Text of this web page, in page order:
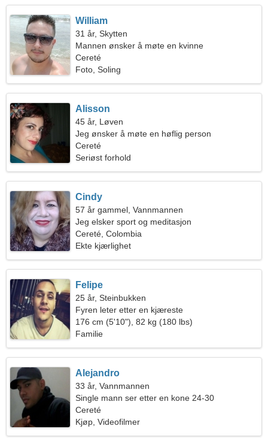
William
31 år, Skytten
Mannen ønsker å møte en kvinne
Cereté
Foto, Soling
Alisson
45 år, Løven
Jeg ønsker å møte en høflig person
Cereté
Seriøst forhold
Cindy
57 år gammel, Vannmannen
Jeg elsker sport og meditasjon
Cereté, Colombia
Ekte kjærlighet
Felipe
25 år, Steinbukken
Fyren leter etter en kjæreste
176 cm (5'10"), 82 kg (180 lbs)
Familie
Alejandro
33 år, Vannmannen
Single mann ser etter en kone 24-30
Cereté
Kjøp, Videofilmer